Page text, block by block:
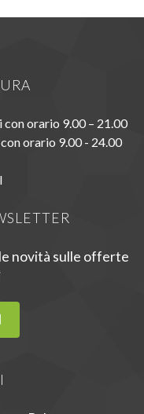
orario 9.00 – 21.00
orario 9.00 - 24.00
novità sulle offerte